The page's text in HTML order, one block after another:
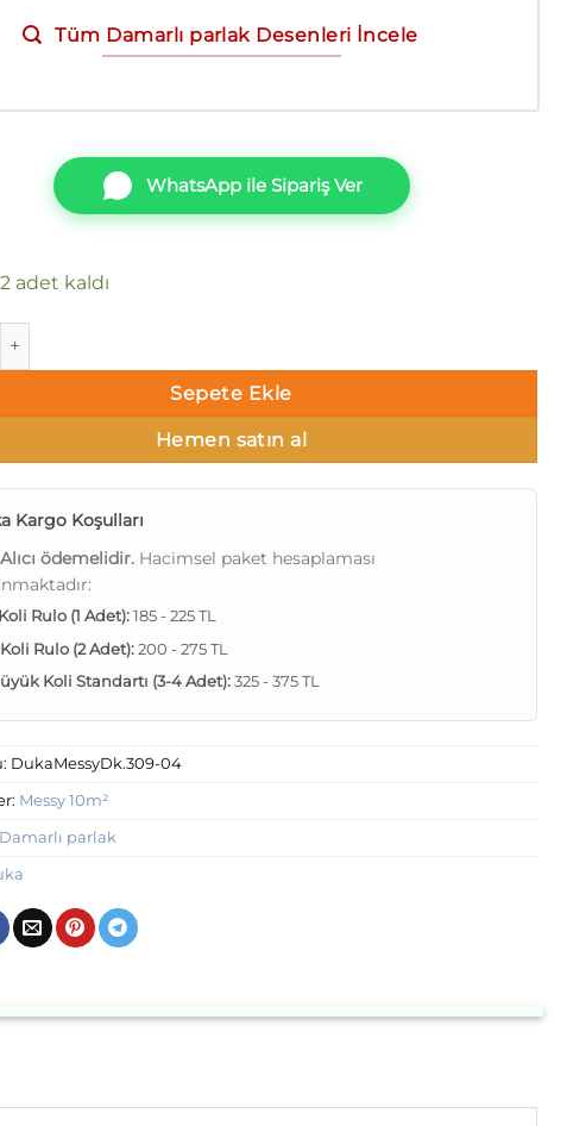
Tüm Damarlı parlak Desenleri İncele
WhatsApp ile Sipariş Ver
adet kaldı
Dk.309-04 Damarlı parlak Duvar Kağıdı 10m² adet
Sepete Ekle
Hemen satın al
Kargo Koşulları
ödemelidir. Hacimsel paket hesaplaması
Rulo (1 Adet):185 - 225 TL
Rulo (2 Adet):200 - 275 TL
Koli Standartı (3-4 Adet):325 - 375 TL
DukaMessyDk.309-04
Messy 10m²
Damarlı parlak